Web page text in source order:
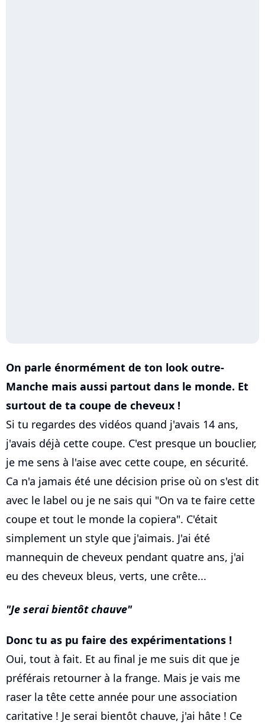
On parle énormément de ton look outre-
Manche mais aussi partout dans le monde. Et
surtout de ta coupe de cheveux !
Si tu regardes des vidéos quand j'avais 14 ans,
j'avais déjà cette coupe. C'est presque un bouclier,
je me sens à l'aise avec cette coupe, en sécurité.
Ca n'a jamais été une décision prise où on s'est dit
avec le label ou je ne sais qui "On va te faire cette
coupe et tout le monde la copiera". C'était
simplement un style que j'aimais. J'ai été
mannequin de cheveux pendant quatre ans, j'ai
eu des cheveux bleus, verts, une crête...
Je serai bientôt chauve
Donc tu as pu faire des expérimentations !
Oui, tout à fait. Et au final je me suis dit que je
préférais retourner à la frange. Mais je vais me
raser la tête cette année pour une association
caritative ! Je serai bientôt chauve, j'ai hâte ! Ce